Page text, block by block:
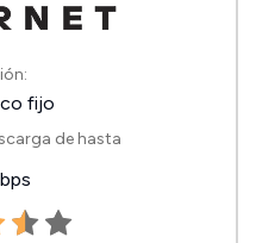
fijo
de hasta